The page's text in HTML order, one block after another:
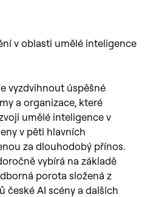
v oblasti umělé inteligence
vyzdvihnout úspěšné
a organizace, které
umělé inteligence v
v pěti hlavních
za dlouhodobý přínos.
vybírá na základě
porota složená z
české AI scény a dalších